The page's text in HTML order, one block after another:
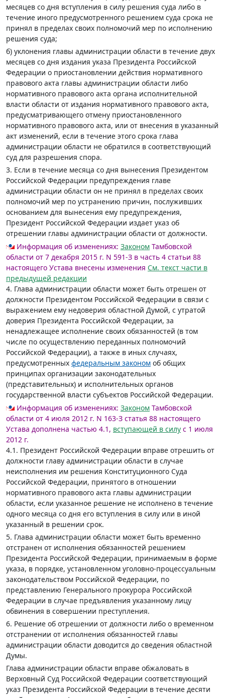
месяцев со дня вступления в силу решения суда либо в
течение иного предусмотренного решением суда срока не
принял в пределах своих полномочий мер по исполнению
решения суда;
б) уклонения главы администрации области в течение двух
месяцев со дня издания указа Президента Российской
Федерации о приостановлении действия нормативного
правового акта главы администрации области либо
нормативного правового акта органа исполнительной
власти области от издания нормативного правового акта,
предусматривающего отмену приостановленного
нормативного правового акта, или от внесения в указанный
акт изменений, если в течение этого срока глава
администрации области не обратился в соответствующий
суд для разрешения спора.
3. Если в течение месяца со дня вынесения Президентом
Российской Федерации предупреждения главе
администрации области он не принял в пределах своих
полномочий мер по устранению причин, послуживших
основанием для вынесения ему предупреждения,
Президент Российской Федерации издает указ об
отрешении главы администрации области от должности.
Информация об изменениях: Законом Тамбовской
области от 7 декабря 2015 г. N 591-З в часть 4 статьи 88
настоящего Устава внесены изменения См. текст части в
предыдущей редакции
4. Глава администрации области может быть отрешен от
должности Президентом Российской Федерации в связи с
выражением ему недоверия областной Думой, с утратой
доверия Президента Российской Федерации, за
ненадлежащее исполнение своих обязанностей (в том
числе по осуществлению переданных полномочий
Российской Федерации), а также в иных случаях,
предусмотренных федеральным законом об общих
принципах организации законодательных
(представительных) и исполнительных органов
государственной власти субъектов Российской Федерации.
Информация об изменениях: Законом Тамбовской
области от 4 июля 2012 г. N 163-З статья 88 настоящего
Устава дополнена частью 4.1, вступающей в силу с 1 июля
2012 г.
4.1. Президент Российской Федерации вправе отрешить от
должности главу администрации области в случае
неисполнения им решения Конституционного Суда
Российской Федерации, принятого в отношении
нормативного правового акта главы администрации
области, если указанное решение не исполнено в течение
одного месяца со дня его вступления в силу или в иной
указанный в решении срок.
5. Глава администрации области может быть временно
отстранен от исполнения обязанностей решением
Президента Российской Федерации, принимаемым в форме
указа, в порядке, установленном уголовно-процессуальным
законодательством Российской Федерации, по
представлению Генерального прокурора Российской
Федерации в случае предъявления указанному лицу
обвинения в совершении преступления.
6. Решение об отрешении от должности либо о временном
отстранении от исполнения обязанностей главы
администрации области доводится до сведения областной
Думы.
Глава администрации области вправе обжаловать в
Верховный Суд Российской Федерации соответствующий
указ Президента Российской Федерации в течение десяти